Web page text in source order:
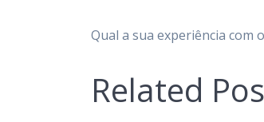
Qual a sua experiência com
Related